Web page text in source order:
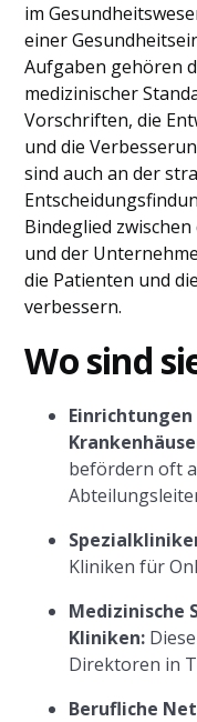
im
einer
Aufgaben gehören
medizinischer
Vorschriften, die
und die
sind auch an der
Bindeglied
und der
die Patienten und
verbessern.
Wo sind
Einrichtungen
befördern oft
Kliniken für
Medizinische
Kliniken:
Direktoren in
Berufliche